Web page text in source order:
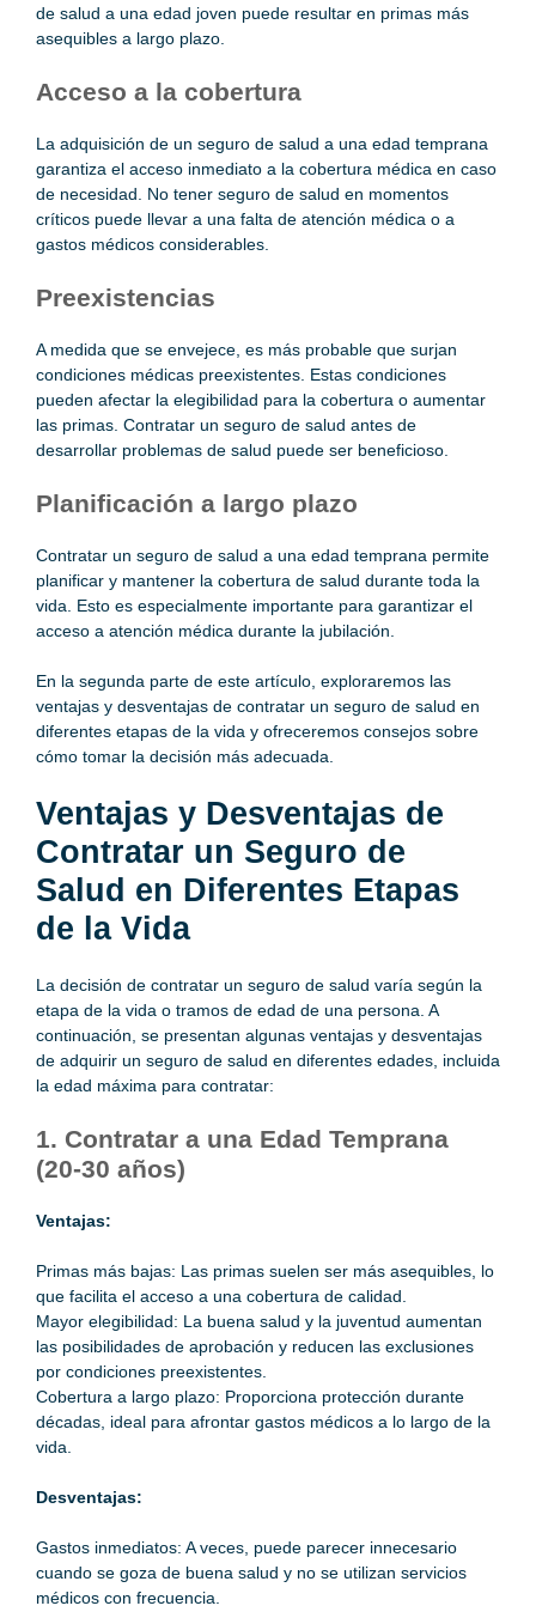
de salud a una edad joven puede resultar en primas más
asequibles a largo plazo.
Acceso a la cobertura
La adquisición de un seguro de salud a una edad temprana
garantiza el acceso inmediato a la cobertura médica en caso
de necesidad. No tener seguro de salud en momentos
críticos puede llevar a una falta de atención médica o a
gastos médicos considerables.
Preexistencias
A medida que se envejece, es más probable que surjan
condiciones médicas preexistentes. Estas condiciones
pueden afectar la elegibilidad para la cobertura o aumentar
las primas. Contratar un seguro de salud antes de
desarrollar problemas de salud puede ser beneficioso.
Planificación a largo plazo
Contratar un seguro de salud a una edad temprana permite
planificar y mantener la cobertura de salud durante toda la
vida. Esto es especialmente importante para garantizar el
acceso a atención médica durante la jubilación.
En la segunda parte de este artículo, exploraremos las
ventajas y desventajas de contratar un seguro de salud en
diferentes etapas de la vida y ofreceremos consejos sobre
cómo tomar la decisión más adecuada.
Ventajas y Desventajas de
Contratar un Seguro de
Salud en Diferentes Etapas
de la Vida
La decisión de contratar un seguro de salud varía según la
etapa de la vida o tramos de edad de una persona. A
continuación, se presentan algunas ventajas y desventajas
de adquirir un seguro de salud en diferentes edades, incluida
la edad máxima para contratar:
1. Contratar a una Edad Temprana
(20-30 años)
Ventajas:
Primas más bajas: Las primas suelen ser más asequibles, lo
que facilita el acceso a una cobertura de calidad.
Mayor elegibilidad: La buena salud y la juventud aumentan
las posibilidades de aprobación y reducen las exclusiones
por condiciones preexistentes.
Cobertura a largo plazo: Proporciona protección durante
décadas, ideal para afrontar gastos médicos a lo largo de la
vida.
Desventajas:
Gastos inmediatos: A veces, puede parecer innecesario
cuando se goza de buena salud y no se utilizan servicios
médicos con frecuencia.